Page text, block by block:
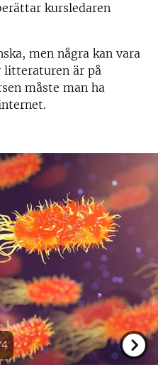
kursledaren
men några kan vara
litteraturen är på
måste man ha